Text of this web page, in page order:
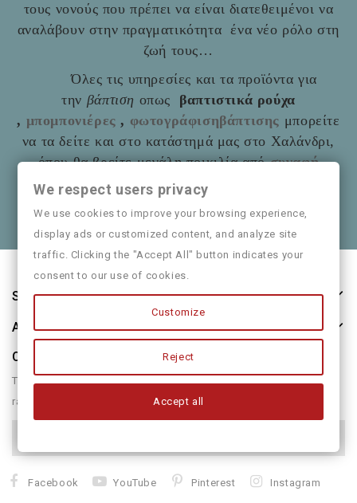
τους νονούς που πρέπει να είναι διατεθειμένοι να
αναλάβουν στην πραγματικότητα ένα νέο ρόλο στη
ζωή τους…
Όλες τις υπηρεσίες και τα προϊόντα για
την βάπτιση οπως
βαπτιστικά ρούχα
, μπομπονιέρες , φωτογράφισηβάπτισης μπορείτε
να τα δείτε και στο κατάστημά μας στο Χαλάνδρι,
όπου θα βρείτε μεγάλη ποικιλία απόσυναφή
είδη όπως και παιδικά ρούχα
Θα χαρούμε να τα πούμε και από κοντά
Store Information
About Us
Our Newsletter
There are many variations of passages of form humour or
randomised
Facebook YouTube Pinterest Instagram
We respect users privacy
We use cookies to improve your browsing experience,
display ads or customized content, and analyze site
traffic. Clicking the "Accept All" button indicates your
consent to our use of cookies.
Customize
Reject
Accept all